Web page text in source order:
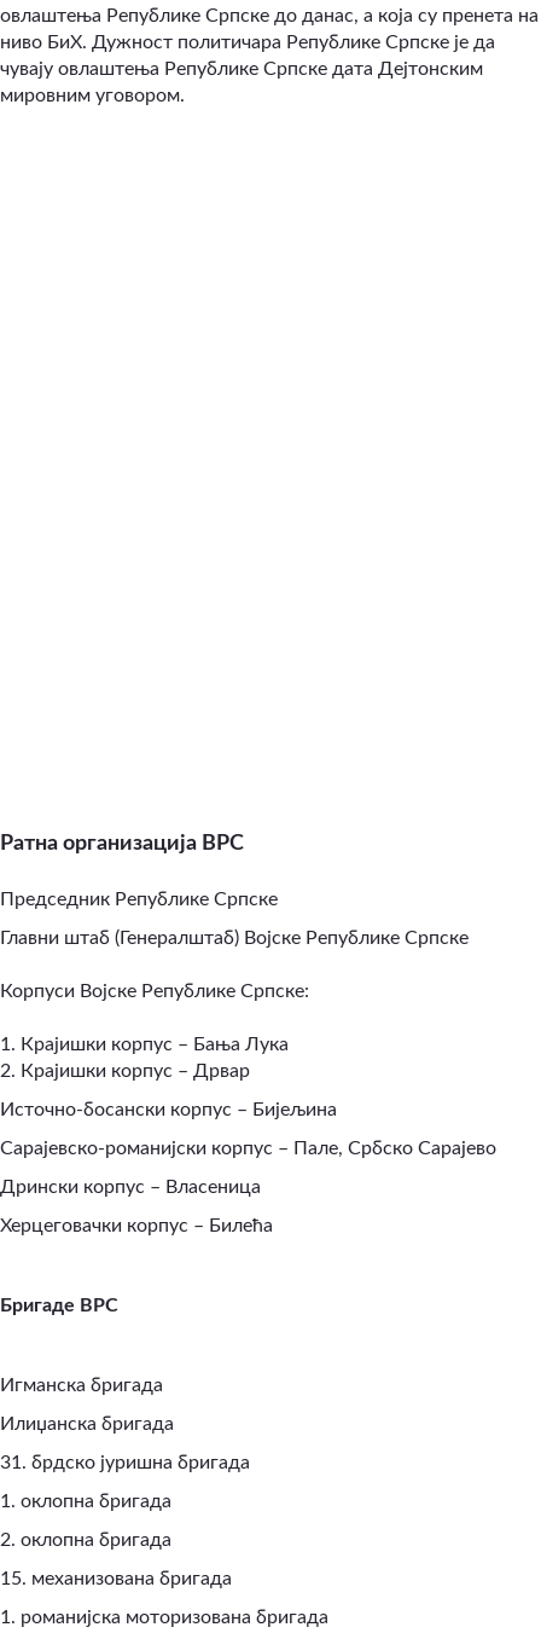
овлаштења Републике Српске до данас, а која су пренета на
ниво БиХ. Дужност политичара Републике Српске је да
чувају овлаштења Републике Српске дата Дејтонским
мировним уговором.
Ратна организација ВРС
Председник Републике Српске
Главни штаб (Генералштаб) Војске Републике Српске
Корпуси Војске Републике Српске:
1. Крајишки корпус – Бања Лука
2. Крајишки корпус – Дрвар
Источно-босански корпус – Бијељина
Сарајевско-романијски корпус – Пале, Србско Сарајево
Дрински корпус – Власеница
Херцеговачки корпус – Билећа
Бригаде ВРС
Игманска бригада
Илиџанска бригада
31. брдско јуришна бригада
1. оклопна бригада
2. оклопна бригада
15. механизована бригада
1. романијска моторизована бригада